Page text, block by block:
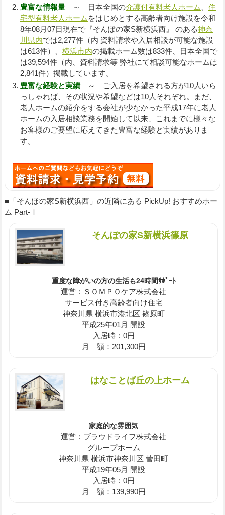
豊富な情報量～ 日本全国の介護付有料老人ホーム
住
宅型有料老人ホーム をはじめとする高齢者向け施設を令和
8年08月07日現在で『そんぽの家S新横浜西』 のある神奈
川県内では2,277件（内 資料請求や入居相談が可能な施設
は613件）、 横浜市内の掲載ホーム数は833件、日本全国で
は39,594件（内、資料請求等 弊社にて相談可能なホームは
2,841件）掲載しています。
豊富な経験と実績～ ご入居を希望される方が10人いら
っしゃれば、その状況や希望などは10人それぞれ。まだ、
老人ホームの紹介をする会社が少なかった平成17年に老人
ホームの入居相談業務を開始して以来、これまでに様々な
お客様のご要望に応えてきた豊富な経験と実績がありま
す。
■「そんぽの家S新横浜西」の近隣にある PickUp! おすすめホー
ム Part-Ⅰ
そんぽの家S新横浜篠原
重度な障がいの方の生活も24時間ｻﾎﾟｰﾄ
運営：ＳＯＭＰＯケア株式会社
サービス付き高齢者向け住宅
神奈川県 横浜市港北区 篠原町
平成25年01月 開設
入居時：0円
月 額：201,300円
はなことば丘の上ホーム
家庭的な雰囲気
運営：ブラウドライフ株式会社
グループホーム
神奈川県 横浜市神奈川区 菅田町
平成19年05月 開設
入居時：0円
月 額：139,990円